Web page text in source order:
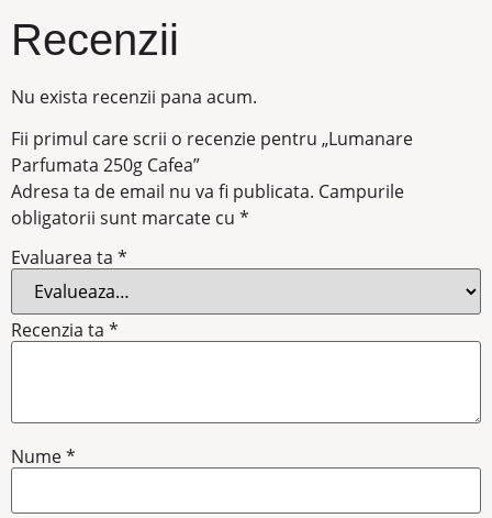
Recenzii
Nu exista recenzii pana acum.
Fii primul care scrii o recenzie pentru „Lumanare
Parfumata 250g Cafea”
Adresa ta de email nu va fi publicata. Campurile
obligatorii sunt marcate cu *
Evaluarea ta *
Recenzia ta *
Nume*